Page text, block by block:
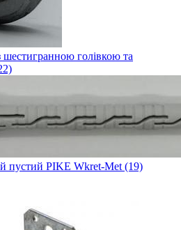
голівкою та
пустий PIKE Wkret-Met (19)